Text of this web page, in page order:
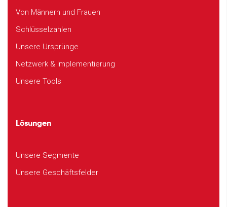
Von Männern und Frauen
Schlüsselzahlen
Unsere Ursprünge
Netzwerk & Implementierung
Unsere Tools
Lösungen
Unsere Segmente
Unsere Geschäftsfelder